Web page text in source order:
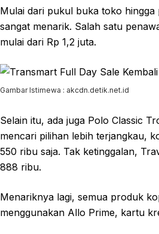
Mulai dari pukul buka toko
sangat menarik. Salah satu
mulai dari Rp 1,2 juta.
Gambar Istimewa : akcdn.detik.net.id
Selain itu, ada juga Polo Classic
mencari pilihan lebih terjangkau,
550 ribu saja. Tak ketinggalan,
888 ribu.
Menariknya lagi, semua produk
menggunakan Allo Prime, kartu